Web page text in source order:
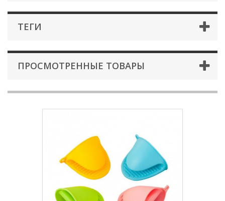
ТЕГИ
ПРОСМОТРЕННЫЕ ТОВАРЫ